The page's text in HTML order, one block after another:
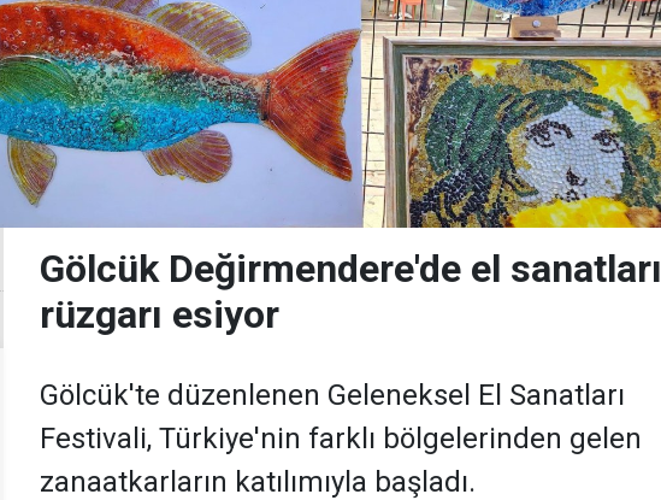
Gölcük Değirmendere'de el sanatları
rüzgarı esiyor
Gölcük'te düzenlenen Geleneksel El Sanatları
Festivali, Türkiye'nin farklı bölgelerinden gelen
zanaatkarların katılımıyla başladı.